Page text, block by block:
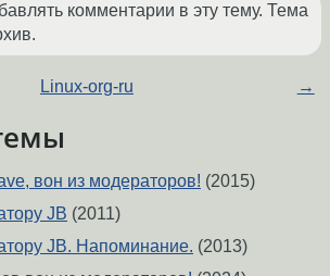
комментарии в эту тему. Тема
Linux-org-ru →
вон из модераторов! (2015)
JB (2011)
JB. Напоминание. (2013)